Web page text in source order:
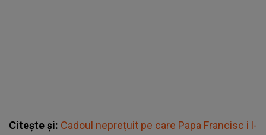
Citește și: Cadoul neprețuit pe care Papa Francisc i l-